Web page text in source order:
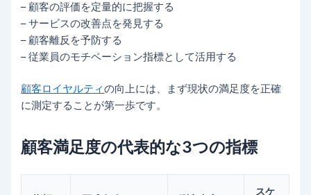
– 顧客の評価を定量的に把握する
– サービスの改善点を発見する
– 顧客離反を予防する
– 従業員のモチベーション指標として活用する
顧客ロイヤルティの向上には、まず現状の満足度を正確
に測定することが第一歩です。
顧客満足度の代表的な3つの指標
スケ